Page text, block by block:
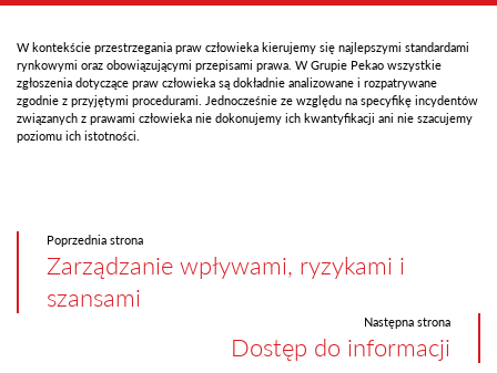
W kontekście przestrzegania praw człowieka kierujemy się najlepszymi standardami
rynkowymi oraz obowiązującymi przepisami prawa. W Grupie Pekao wszystkie
zgłoszenia dotyczące praw człowieka są dokładnie analizowane i rozpatrywane
zgodnie z przyjętymi procedurami. Jednocześnie ze względu na specyfikę incydentów
związanych z prawami człowieka nie dokonujemy ich kwantyfikacji ani nie szacujemy
poziomu ich istotności.
Poprzednia strona
Zarządzanie wpływami, ryzykami i
szansami
Następna strona
Dostęp do informacji